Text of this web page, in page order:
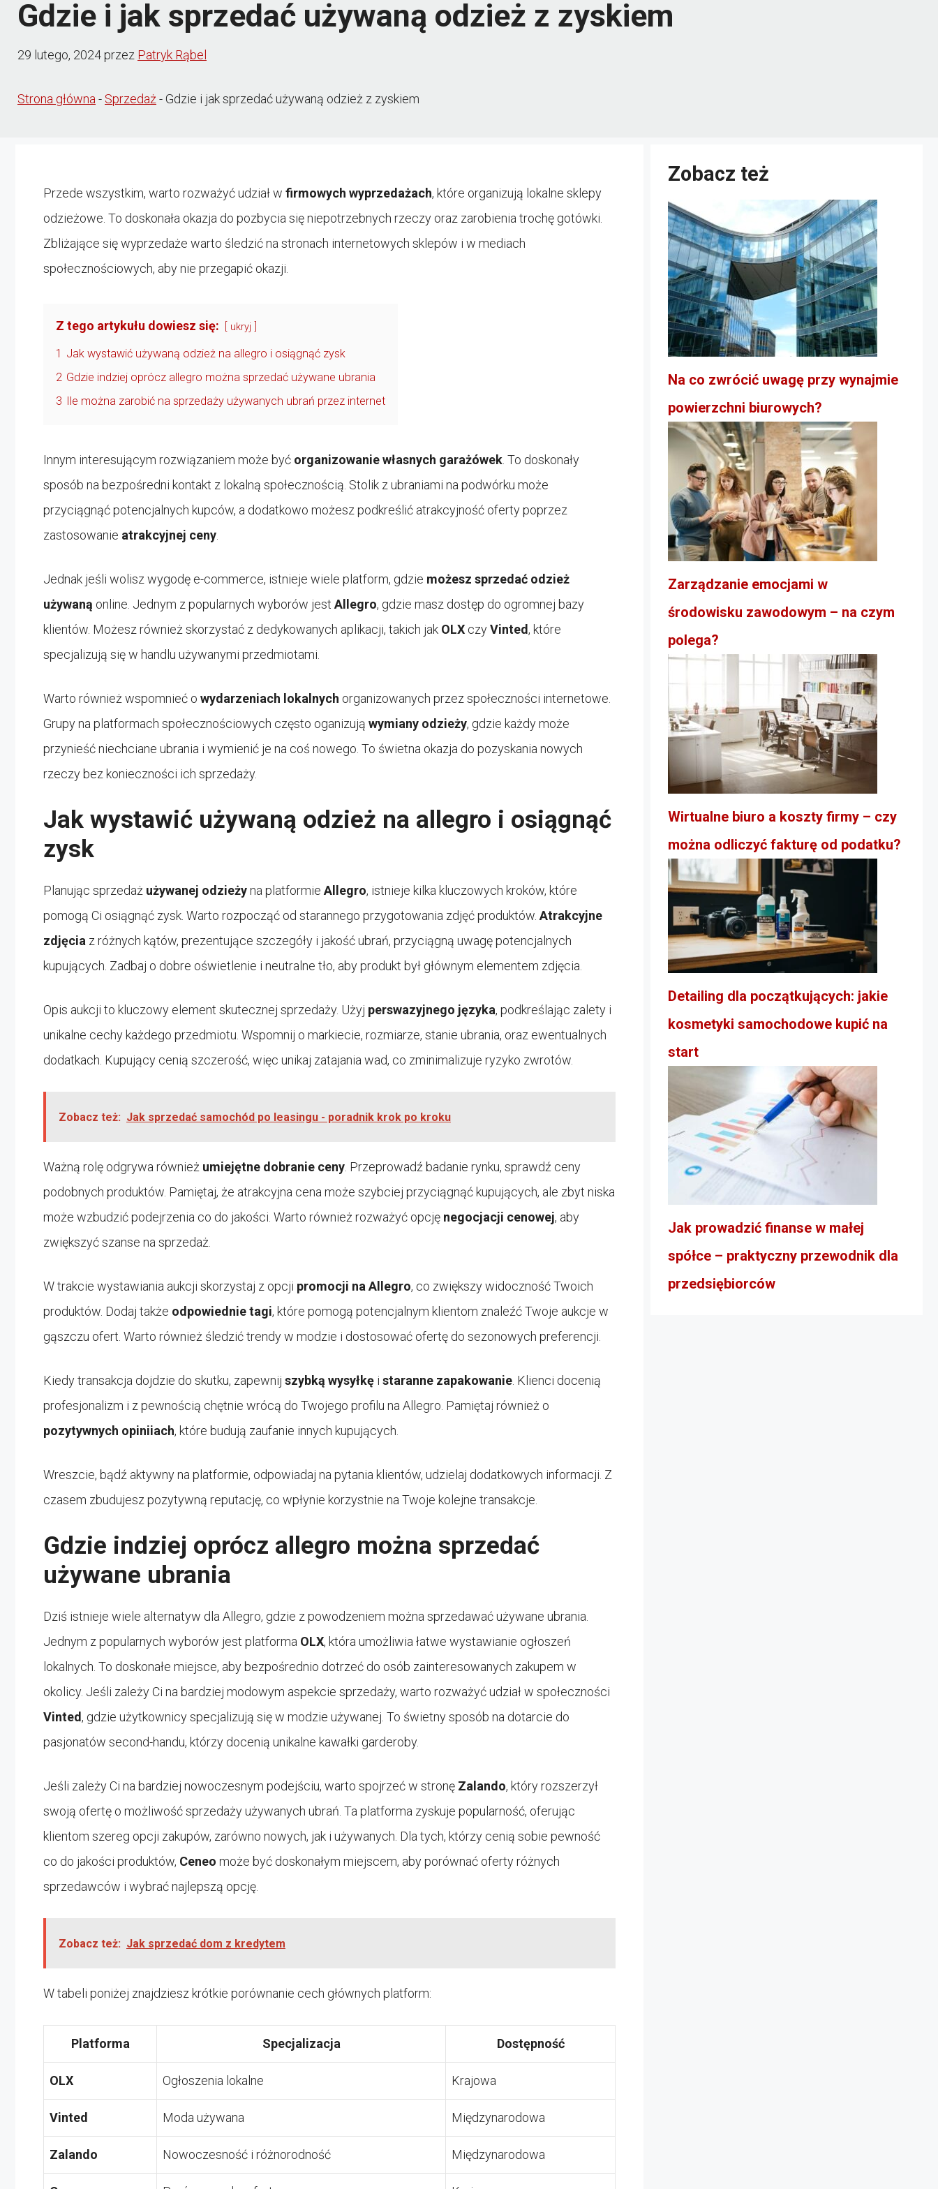
Gdzie i jak sprzedać używaną odzież z zyskiem
29 lutego, 2024przez Patryk Rąbel
Strona główna- Sprzedaż-Gdzie i jak sprzedać używaną odzież z zyskiem
Przede wszystkim, warto rozważyć udział w firmowych wyprzedażach, które organizują lokalne sklepy
odzieżowe. To doskonała okazja do pozbycia się niepotrzebnych rzeczy oraz zarobienia trochę gotówki.
Zbliżające się wyprzedaże warto śledzić na stronach internetowych sklepów i w mediach
społecznościowych, aby nie przegapić okazji.
Z tego artykułu dowiesz się: ukryj
1 Jak wystawić używaną odzież na allegro i osiągnąć zysk
2 Gdzie indziej oprócz allegro można sprzedać używane ubrania
3 Ile można zarobić na sprzedaży używanych ubrań przez internet
Innym interesującym rozwiązaniem może być organizowanie własnych garażówek . To doskonały
sposób na bezpośredni kontakt z lokalną społecznością. Stolik z ubraniami na podwórku może
przyciągnąć potencjalnych kupców, a dodatkowo możesz podkreślić atrakcyjność oferty poprzez
zastosowanie atrakcyjnej ceny
Jednak jeśli wolisz wygodę e-commerce, istnieje wiele platform, gdzie możesz sprzedać odzież
używaną online. Jednym z popularnych wyborów jest Allegro, gdzie masz dostęp do ogromnej bazy
klientów. Możesz również skorzystać z dedykowanych aplikacji, takich jak OLX czyVinted, które
specjalizują się w handlu używanymi przedmiotami.
Warto również wspomnieć o wydarzeniach lokalnych organizowanych przez społeczności internetowe.
Grupy na platformach społecznościowych często oganizują wymiany odzieży, gdzie każdy może
przynieść niechciane ubrania i wymienić je na coś nowego. To świetna okazja do pozyskania nowych
rzeczy bez konieczności ich sprzedaży.
Jak wystawić używaną odzież na allegro i osiągnąć
zysk
Planując sprzedaż używanej odzieżyna platformie Allegro, istnieje kilka kluczowych kroków, które
pomogą Ci osiągnąć zysk. Warto rozpocząć od starannego przygotowania zdjęć produktów. Atrakcyjne
zdjęcia z różnych kątów, prezentujące szczegóły i jakość ubrań, przyciągną uwagę potencjalnych
kupujących. Zadbaj o dobre oświetlenie i neutralne tło, aby produkt był głównym elementem zdjęcia.
Opis aukcji to kluczowy element skutecznej sprzedaży. Użyj perswazyjnego języka, podkreślając zalety i
unikalne cechy każdego przedmiotu. Wspomnij o markiecie, rozmiarze, stanie ubrania, oraz ewentualnych
dodatkach. Kupujący cenią szczerość, więc unikaj zatajania wad, co zminimalizuje ryzyko zwrotów.
Zobacz też: Jak sprzedać samochód po leasingu - poradnik krok po kroku
Ważną rolę odgrywa również umiejętne dobranie ceny . Przeprowadź badanie rynku, sprawdź ceny
podobnych produktów. Pamiętaj, że atrakcyjna cena może szybciej przyciągnąć kupujących, ale zbyt niska
może wzbudzić podejrzenia co do jakości. Warto również rozważyć opcję negocjacji cenowej, aby
zwiększyć szanse na sprzedaż.
W trakcie wystawiania aukcji skorzystaj z opcji promocji na Allegro, co zwiększy widoczność Twoich
produktów. Dodaj także odpowiednie tagi, które pomogą potencjalnym klientom znaleźć Twoje aukcje w
gąszczu ofert. Warto również śledzić trendy w modzie i dostosować ofertę do sezonowych preferencji.
Kiedy transakcja dojdzie do skutku, zapewnij szybką wysyłkę i staranne zapakowanie . Klienci docenią
profesjonalizm i z pewnością chętnie wrócą do Twojego profilu na Allegro. Pamiętaj również o
pozytywnych opiniiach, które budują zaufanie innych kupujących.
Wreszcie, bądź aktywny na platformie, odpowiadaj na pytania klientów, udzielaj dodatkowych informacji. Z
czasem zbudujesz pozytywną reputację, co wpłynie korzystnie na Twoje kolejne transakcje.
Gdzie indziej oprócz allegro można sprzedać
używane ubrania
Dziś istnieje wiele alternatyw dla Allegro, gdzie z powodzeniem można sprzedawać używane ubrania.
Jednym z popularnych wyborów jest platforma OLX, która umożliwia łatwe wystawianie ogłoszeń
lokalnych. To doskonałe miejsce, aby bezpośrednio dotrzeć do osób zainteresowanych zakupem w
okolicy. Jeśli zależy Ci na bardziej modowym aspekcie sprzedaży, warto rozważyć udział w społeczności
Vinted, gdzie użytkownicy specjalizują się w modzie używanej. To świetny sposób na dotarcie do
pasjonatów second-handu, którzy docenią unikalne kawałki garderoby.
Jeśli zależy Ci na bardziej nowoczesnym podejściu, warto spojrzeć w stronę Zalando, który rozszerzył
swoją ofertę o możliwość sprzedaży używanych ubrań. Ta platforma zyskuje popularność, oferując
klientom szereg opcji zakupów, zarówno nowych, jak i używanych. Dla tych, którzy cenią sobie pewność
co do jakości produktów, Ceneo może być doskonałym miejscem, aby porównać oferty różnych
sprzedawców i wybrać najlepszą opcję.
Zobacz też: Jak sprzedać dom z kredytem
W tabeli poniżej znajdziesz krótkie porównanie cech głównych platform:
Platforma Specjalizacja Dostępność
OLX Ogłoszenia lokalne Krajowa
Vinted Moda używana Międzynarodowa
Zalando Nowoczesność i różnorodność Międzynarodowa
Zobacz też
Na co zwrócić uwagę przy wynajmie
powierzchni biurowych?
Zarządzanie emocjami w
środowisku zawodowym – na czym
polega?
Wirtualne biuro a koszty firmy – czy
można odliczyć fakturę od podatku?
Detailing dla początkujących: jakie
kosmetyki samochodowe kupić na
start
Jak prowadzić finanse w małej
spółce – praktyczny przewodnik dla
przedsiębiorców